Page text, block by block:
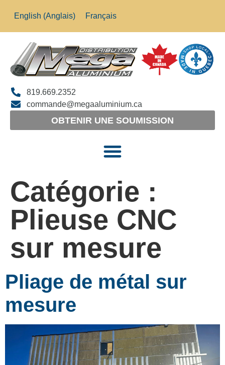
English (Anglais) Français
OBTENIR UNE SOUMISSION
819.669.2352
commande@megaaluminium.ca
Catégorie :
Plieuse CNC
sur mesure
Pliage de métal sur
mesure